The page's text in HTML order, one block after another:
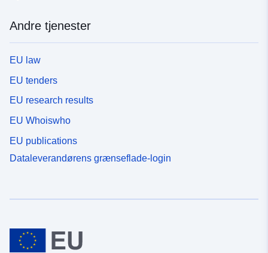
Andre tjenester
EU law
EU tenders
EU research results
EU Whoiswho
EU publications
Dataleverandørens grænseflade-login